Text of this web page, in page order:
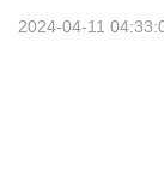
2024-04-11